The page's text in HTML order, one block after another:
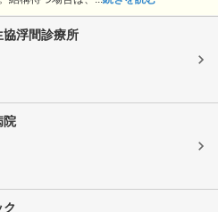
協浮間診療所
院